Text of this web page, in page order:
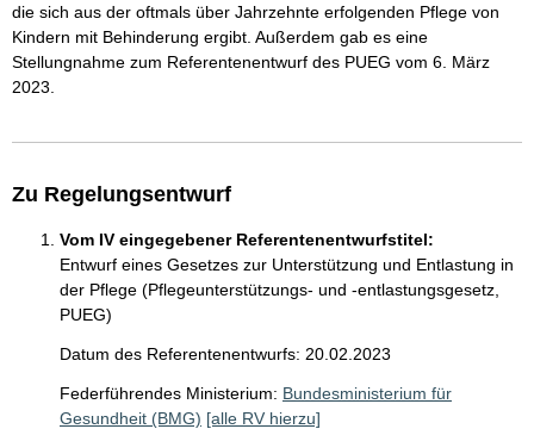
die sich aus der oftmals über Jahrzehnte erfolgenden Pflege von
Kindern mit Behinderung ergibt. Außerdem gab es eine
Stellungnahme zum Referentenentwurf des PUEG vom 6. März
2023.
Zu Regelungsentwurf
Vom IV eingegebener Referentenentwurfstitel:
Entwurf eines Gesetzes zur Unterstützung und Entlastung in
der Pflege (Pflegeunterstützungs- und -entlastungsgesetz,
PUEG)
Datum des Referentenentwurfs: 20.02.2023
Federführendes Ministerium: Bundesministerium für
Gesundheit (BMG) [alle RV hierzu]